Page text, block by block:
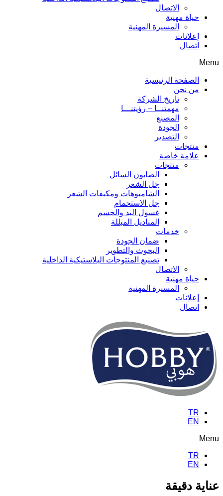
الاتصال
حياة مهنية
المسيرة المهنية
إعلانات
اتصال
Menu
الصفحة الرئيسية
من نحن
تاريخ الشركة
مهمتنــا – رؤيتنـــا
المصنع
الجودة
التصدير
منتجات
علامة خاصة
منتجات
الصابون السائل
جل الشعر
الشامبوهات ومكيفات الشعر
جل الاستحمام
غسول اليد والجسم
المناديل المبللة
خدمات
ضمان الجودة
البحوث والتطوير
تصنيع المنتوجات البلاستيكية الداخلية
الاتصال
حياة مهنية
المسيرة المهنية
إعلانات
اتصال
TR
EN
Menu
TR
EN
عناية دقيقة